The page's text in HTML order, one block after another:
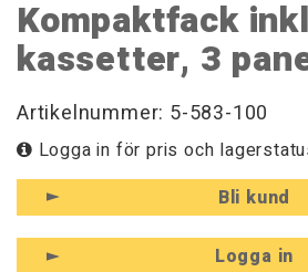
Kompaktfack
kassetter, 3
Artikelnummer: 5-583-100
Logga in för pris och
Bli kund
Logga in